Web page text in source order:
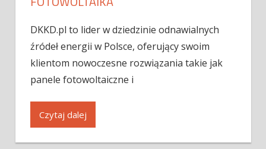
DKKD.pl to lider w dziedzinie odnawialnych
źródeł energii w Polsce, oferujący swoim
klientom nowoczesne rozwiązania takie jak
panele fotowoltaiczne i
Czytaj dalej